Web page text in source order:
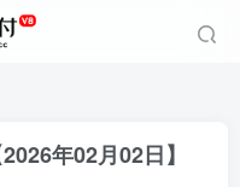
年02月02日】